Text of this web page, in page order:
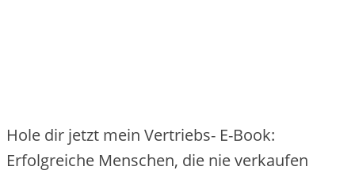
Hole dir jetzt mein Vertriebs- E-Book:
Erfolgreiche Menschen, die nie verkaufen